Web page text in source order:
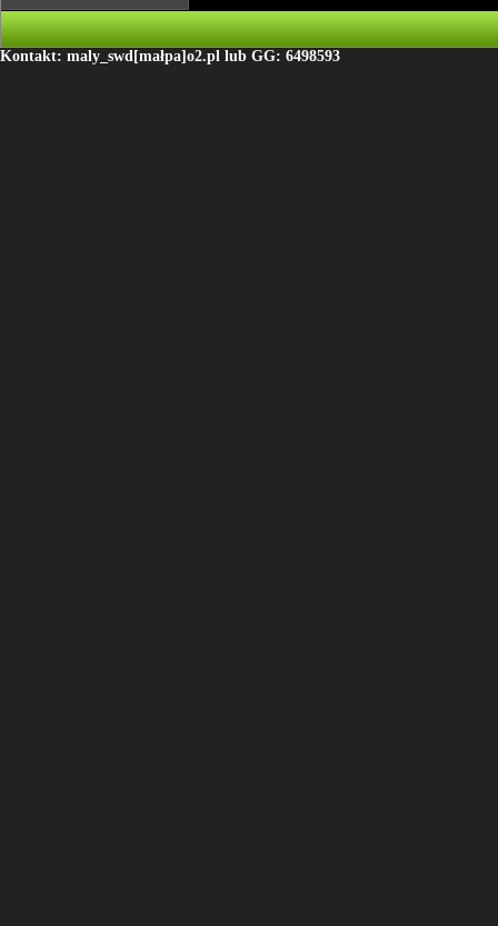
Kontakt: maly_swd[małpa]o2.pl lub GG: 6498593